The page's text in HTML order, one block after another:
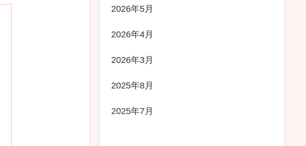
2026年5月
2026年4月
2026年3月
2025年8月
2025年7月